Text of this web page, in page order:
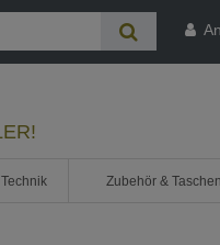
Zubehör & Taschen